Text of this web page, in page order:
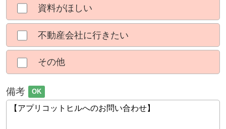
資料がほしい
不動産会社に行きたい
その他
備考 OK